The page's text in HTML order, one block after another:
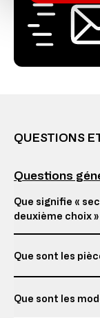
QUESTIONS
Questions
Que signifie «
deuxième choix »
Que sont les
Que sont les